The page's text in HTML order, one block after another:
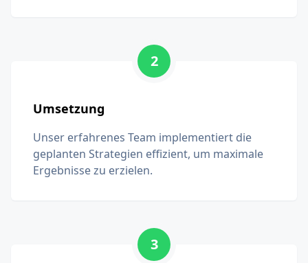
2
Umsetzung
Unser erfahrenes Team implementiert die
geplanten Strategien effizient, um maximale
Ergebnisse zu erzielen.
3